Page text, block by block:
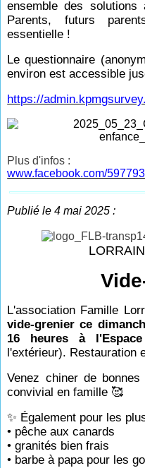
ensemble des solutions
Parents, futurs
essentielle !
Le questionnaire
environ est accessible
https://
Plus d'infos :
www.facebook.com/
Publié le 4 mai 2025 :
L'association Famille
vide-grenier ce
16 heures à
l'extérieur). Restauration
Venez chiner de
convivial en famille 🥰
✨ Également pour les
• pêche aux canards
• granités bien frais
• barbe à papa pour les